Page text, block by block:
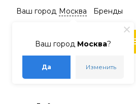
Ваш город Москва?
Да Изменить
Ваш город Москва Бренды
Главная – Бренды